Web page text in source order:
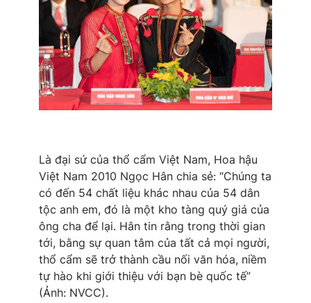
Liên hệ quảng cáo:024-7300.7108
® Cấm sao chép dưới mọi hình thức nếu không có sự chấp
thuận bằng văn bản. Ghi rõ nguồn VTV.vn khi phát hành lại
thông tin từ website này.
Là đại sứ của thổ cẩm Việt Nam, Hoa hậu
Việt Nam 2010 Ngọc Hân chia sẻ: “Chúng ta
có đến 54 chất liệu khác nhau của 54 dân
tộc anh em, đó là một kho tàng quý giá của
ông cha để lại. Hân tin rằng trong thời gian
tới, bằng sự quan tâm của tất cả mọi người,
thổ cẩm sẽ trở thành cầu nối văn hóa, niềm
tự hào khi giới thiệu với bạn bè quốc tế”
(Ảnh: NVCC).